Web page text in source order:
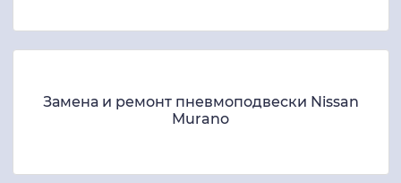
Замена и ремонт пневмоподвески Nissan
Murano